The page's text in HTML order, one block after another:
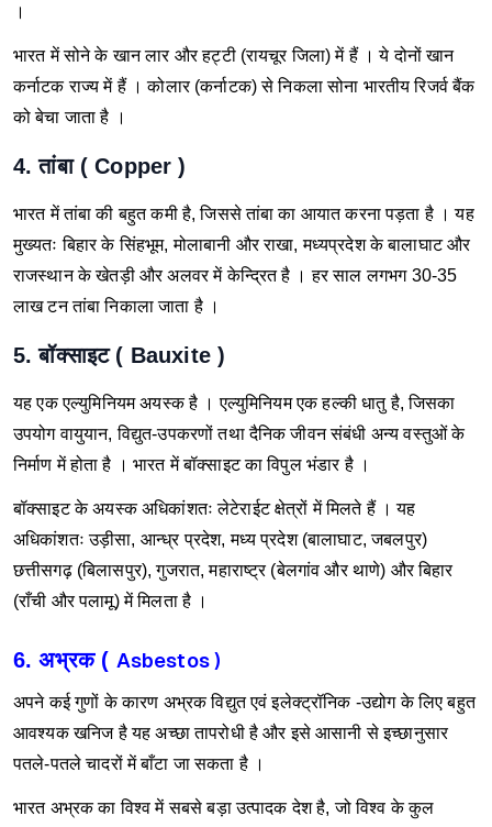
।
भारत में सोने के खान लार और हट्टी (रायचूर जिला) में हैं । ये दोनों खान
कर्नाटक राज्य में हैं । कोलार (कर्नाटक) से निकला सोना भारतीय रिजर्व बैंक
को बेचा जाता है ।
4. तांबा ( Copper )
भारत में तांबा की बहुत कमी है, जिससे तांबा का आयात करना पड़ता है ।यह
मुख्यतः बिहार के सिंहभूम, मोलाबानी और राखा, मध्यप्रदेश के बालाघाट और
राजस्थान के खेतड़ी और अलवर में केन्द्रित है । हर साल लगभग 30-35
लाख टन तांबा निकाला जाता है ।
5. बॉक्साइट ( Bauxite )
यह एक एल्युमिनियम अयस्क है । एल्युमिनियम एक हल्की धातु है, जिसका
उपयोग वायुयान, विद्युत-उपकरणों तथा दैनिक जीवन संबंधी अन्य वस्तुओं के
निर्माण में होता है । भारत में बॉक्साइट का विपुल भंडार है ।
बॉक्साइट के अयस्क अधिकांशतः लेटेराईट क्षेत्रों में मिलते हैं । यह
अधिकांशतः उड़ीसा, आन्ध्र प्रदेश, मध्य प्रदेश (बालाघाट, जबलपुर)
छत्तीसगढ़ (बिलासपुर), गुजरात, महाराष्ट्र (बेलगांव और थाणे) और बिहार
(राँची और पलामू) में मिलता है ।
6. अभ्रक ( Asbestos )
अपने कई गुणों के कारण अभ्रक विद्युत एवं इलेक्ट्रॉनिक -उद्योग के लिए बहुत
आवश्यक खनिज हैयह अच्छा तापरोधी है और इसे आसानी से इच्छानुसार
पतले-पतले चादरों में बाँटा जा सकता है ।
भारत अभ्रक का विश्व में सबसे बड़ा उत्पादक देश है, जो विश्व के कुल